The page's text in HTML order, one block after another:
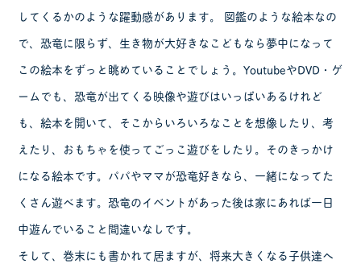
してくるかのような躍動感があります。 図鑑のような絵本なの
で、恐竜に限らず、生き物が大好きなこどもなら夢中になって
この絵本をずっと眺めていることでしょう。YoutubeやDVD・ゲ
ームでも、恐竜が出てくる映像や遊びはいっぱいあるけれど
も、絵本を開いて、そこからいろいろなことを想像したり、考
えたり、おもちゃを使ってごっこ遊びをしたり。そのきっかけ
になる絵本です。パパやママが恐竜好きなら、一緒になってた
くさん遊べます。恐竜のイベントがあった後は家にあれば一日
中遊んでいること間違いなしです。
そして、巻末にも書かれて居ますが、将来大きくなる子供達へ